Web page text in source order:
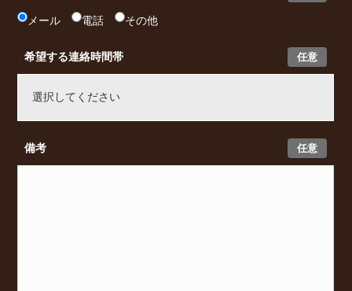
メール 電話 その他
任意
希望する連絡時間帯
任意
備考